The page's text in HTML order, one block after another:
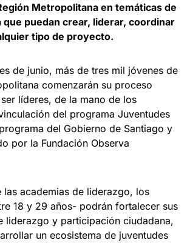
Metropolitana en temáticas de
que puedan crear, liderar, coordinar
tipo de proyecto.
de junio, más de tres mil jóvenes de
comenzarán su proceso
líderes, de la mano de los
del programa Juventudes
del Gobierno de Santiago y
por la Fundación Observa
las academias de liderazgo, los
18 y 29 años- podrán fortalecer sus
liderazgo y participación ciudadana,
un ecosistema de juventudes